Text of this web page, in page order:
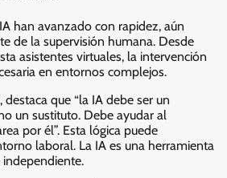
han avanzado con rapidez, aún
de la supervisión humana. Desde
asistentes virtuales, la intervención
en entornos complejos.
destaca que “la IA debe ser un
un sustituto. Debe ayudar al
por él”. Esta lógica puede
laboral. La IA es una herramienta